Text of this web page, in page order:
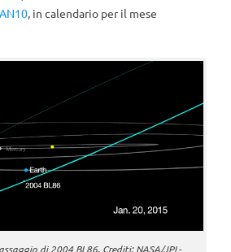
, in calendario per il mese
di 2004 BL86. Crediti: NASA/JPL-